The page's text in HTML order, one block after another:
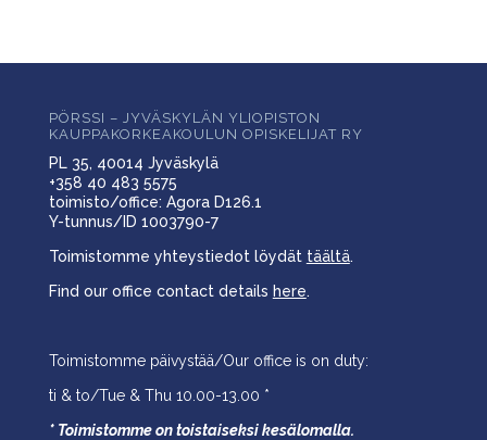
PÖRSSI – JYVÄSKYLÄN YLIOPISTON
KAUPPAKORKEAKOULUN OPISKELIJAT RY
PL 35, 40014 Jyväskylä
+358 40 483 5575
toimisto/office: Agora D126.1
Y-tunnus/ID 1003790-7
Toimistomme yhteystiedot löydät täältä.
Find our office contact details here.
Toimistomme päivystää/Our office is on duty:
ti & to/Tue & Thu 10.00-13.00 *
* Toimistomme on toistaiseksi kesälomalla.